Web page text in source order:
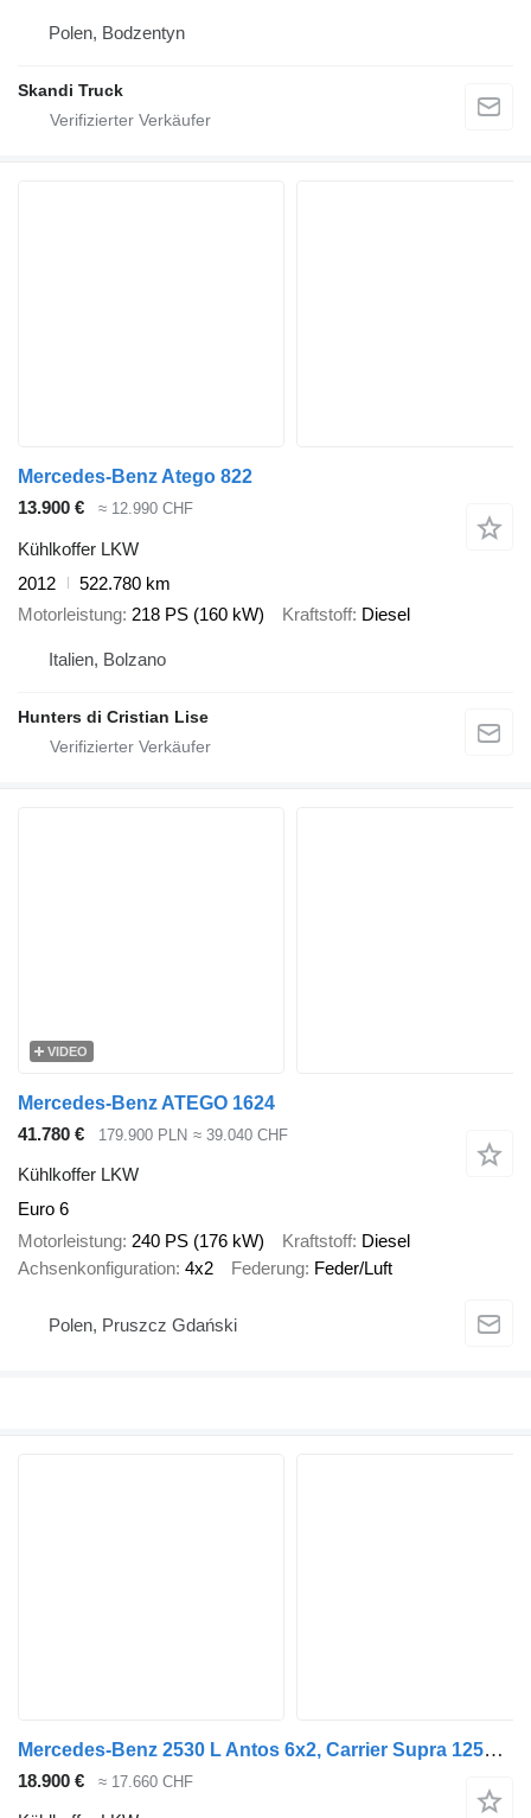
Polen, Bodzentyn
Skandi Truck
Mercedes-Benz Atego 822
13.900 €
≈ 12.990 CHF
Kühlkoffer LKW
2012
522.780 km
Motorleistung 218 PS (160 kW) Kraftstoff Diesel
Italien, Bolzano
Hunters di Cristian Lise
VIDEO
Mercedes-Benz ATEGO 1624
41.780 €
179.900 PLN ≈ 39.040 CHF
Kühlkoffer LKW
Euro 6
Motorleistung 240 PS (176 kW) Kraftstoff Diesel
Achsenkonfiguration 4x2 Federung Feder/Luft
Polen, Pruszcz Gdański
Mercedes-Benz 2530 L Antos 6x2, Carrier Supra 1250, LBW, Klima
18.900 € ≈ 17.660 CHF